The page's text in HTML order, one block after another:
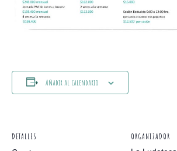
Añadir al calendario
DETALLES ORGANIZADOR